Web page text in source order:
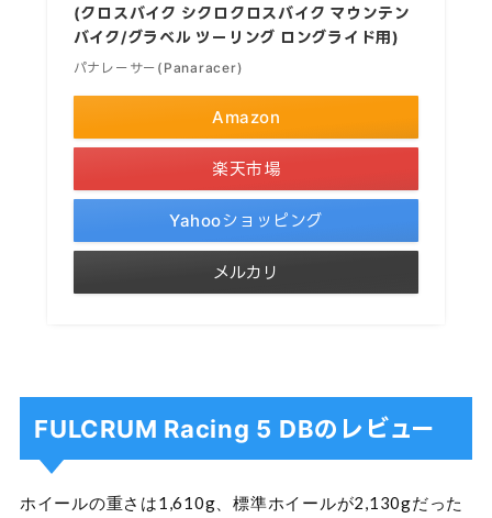
(クロスバイク シクロクロスバイク マウンテン
バイク/グラベル ツーリング ロングライド用)
パナレーサー(Panaracer)
Amazon
楽天市場
Yahooショッピング
メルカリ
FULCRUM Racing 5 DBのレビュー
ホイールの重さは1,610g、標準ホイールが2,130gだった